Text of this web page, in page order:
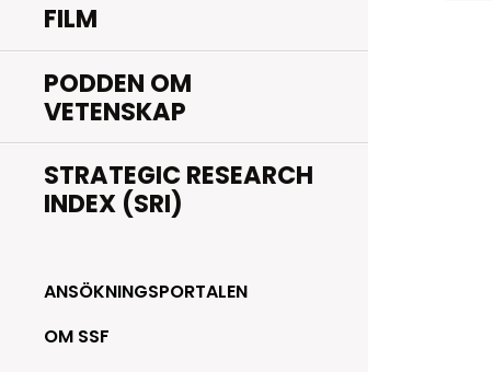
FILM
PODDEN OM
VETENSKAP
STRATEGIC RESEARCH
INDEX (SRI)
ANSÖKNINGSPORTALEN
OM SSF